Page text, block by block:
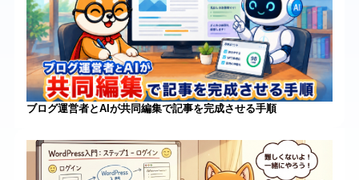
ブログ運営者とAIが共同編集で記事を完成させる手順